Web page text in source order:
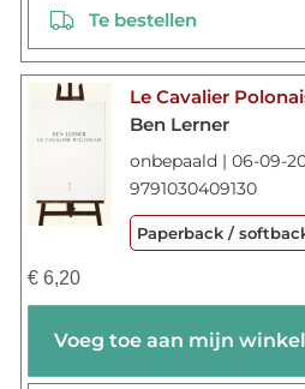
Te bestellen
Le Cavalier
Ben Lerner
onbepaald | 06-09-
9791030409130
Paperback /
€6,20